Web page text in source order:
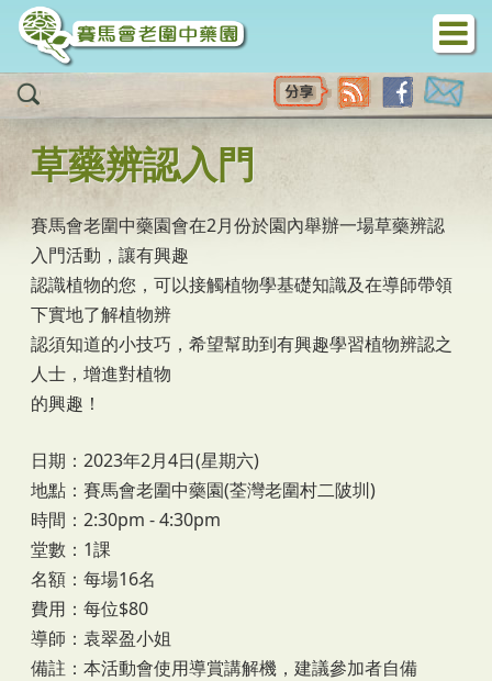
移至主內容
草藥辨認入門
賽馬會老圍中藥園會在2月份於園內舉辦一場草藥辨認
入門活動，讓有興趣
認識植物的您，可以接觸植物學基礎知識及在導師帶領
下實地了解植物辨
認須知道的小技巧，希望幫助到有興趣學習植物辨認之
人士，增進對植物
的興趣！
日期：2023年2月4日(星期六)
地點：賽馬會老圍中藥園(荃灣老圍村二陂圳)
時間：2:30pm - 4:30pm
堂數：1課
名額：每場16名
費用：每位$80
導師：袁翠盈小姐
備註：本活動會使用導賞講解機，建議參加者自備